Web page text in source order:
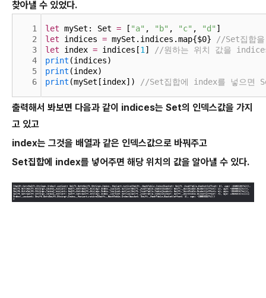
찾아낼 수 있었다.
1
2
3
4
5
6
let mySet: Set = [ "a" , "b" , "c" , "d" ]
let indices = mySet.indices.map{$0}
//Set집합을
let index = indices[1 ]
//원하는 위치 값을
print (indices)
print (index)
print (mySet[index]) //Set집합에 index를 넣으면
출력해서 봐보면 다음과 같이 indices는 Set의 인덱스값을 가지
고 있고
index는 그것을 배열과 같은 인덱스값으로 바꿔주고
Set집합에 index를 넣어주면 해당 위치의 값을 알아낼 수 있다.